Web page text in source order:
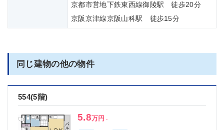
京都市営地下鉄東西線御陵駅 徒歩20分
京阪京津線京阪山科駅 徒歩15分
同じ建物の他の物件
554(5階)
5.8万円 -